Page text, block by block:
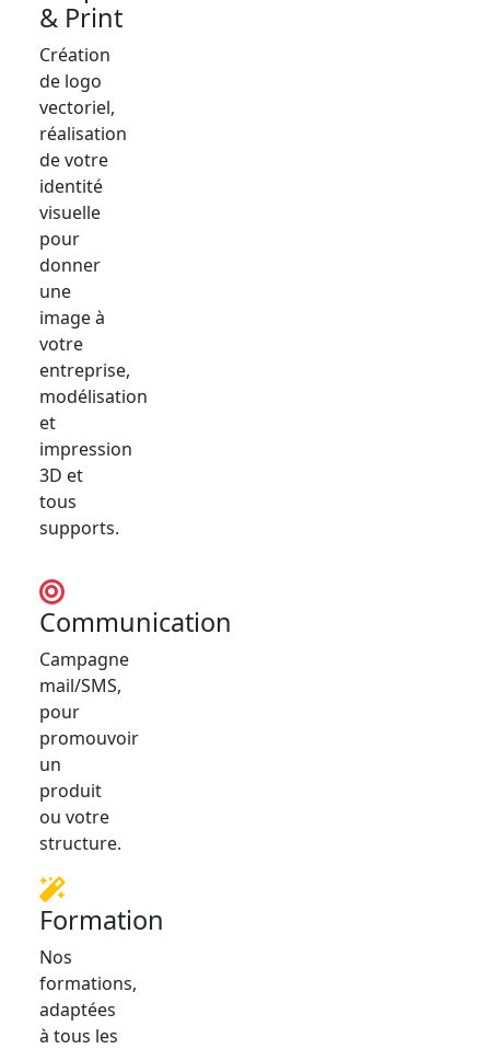
& Print
Création
de logo
vectoriel,
réalisation
de votre
identité
visuelle
pour
donner
une
image à
votre
entreprise,
modélisation
et
impression
3D et
tous
supports.
Communication
Campagne
mail/SMS,
pour
promouvoir
un
produit
ou votre
structure.
Formation
Nos
formations,
adaptées
à tous les